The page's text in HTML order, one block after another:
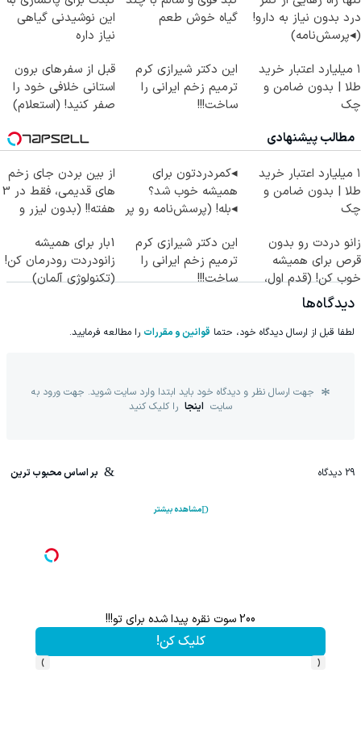
درد بدون نیاز به دارو!
(◂پرسش‌نامه)
گیاه خوش طعم
این نوشیدنی گیاهی
نیاز داره
۱ میلیارد اعتبار خرید
طلا | بدون ضامن و
چک
این دکتر شیرازی کرم
ترمیم زخم ایرانی را
ساخت!!!
قبل از سفرهای برون
استانی خلافی خود را
صفر کنید! (استعلام)
مطالب پیشنهادی
۱ میلیارد اعتبار خرید
طلا | بدون ضامن و
چک
◂کمردردتون برای
همیشه خوب شد؟
◂بله! (پرسش‌نامه رو پر
از بین بردن جای زخم
های قدیمی، فقط در 3
هفته!! (بدون لیزر و
زانو دردت رو بدون
قرص برای همیشه
خوب کن! (قدم اول،
پرسش‌نامه)
این دکتر شیرازی کرم
ترمیم زخم ایرانی را
ساخت!!!
1بار برای همیشه
زانودردت رودرمان کن!
(تکنولوژی آلمان)
دیدگاه‌ها
لطفا قبل از ارسال دیدگاه خود، حتما قوانین و مقررات را مطالعه فرمایید.
جهت ارسال نظر و دیدگاه خود باید ابتدا وارد سایت شوید. جهت ورود به
سایت اینجا را کلیک کنید
29 دیدگاه بر اساس محبوب ترین
مشاهده بیشتر
200 سوت نقره پیدا شده برای تو!!!
کلیک کن!
‹
›